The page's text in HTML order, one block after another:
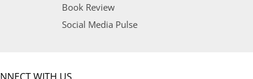
Book Review
Social Media Pulse